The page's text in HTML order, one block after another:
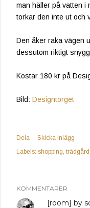
man häller på vatten i
torkar den inte ut och
Den åker raka vägen
dessutom riktigt
Kostar 180 kr på
Bild: Designtorget
Dela
Skicka inlägg
Labels: shopping trädgård
KOMMENTARER
[room] by